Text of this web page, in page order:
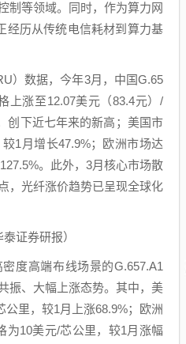
制等领域。同时，作为算力网
经历从传统电信耗材到算力基
数据，今年3月，中国G.65
上涨至12.07美元（83.4元）/
创下近七年来的新高；美国市
1月增长47.9%；欧洲市场达
。此外，3月核心市场散
，光纤涨价趋势已呈现全球化
泰证券研报）
密度高端布线场景的G.657.A1
振、大幅上涨态势。其中，美
公里，较1月上涨68.9%；欧洲
为10美元/芯公里，较1月涨幅